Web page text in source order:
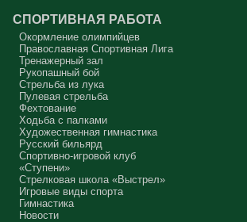
СПОРТИВНАЯ РАБОТА
Окормление олимпийцев
Православная Спортивная Лига
Тренажерный зал
Рукопашный бой
Стрельба из лука
Пулевая стрельба
Фехтование
Ходьба с палками
Художественная гимнастика
Русский бильярд
Спортивно-игровой клуб
«Ступени»
Стрелковая школа «Выстрел»
Игровые виды спорта
Гимнастика
Новости